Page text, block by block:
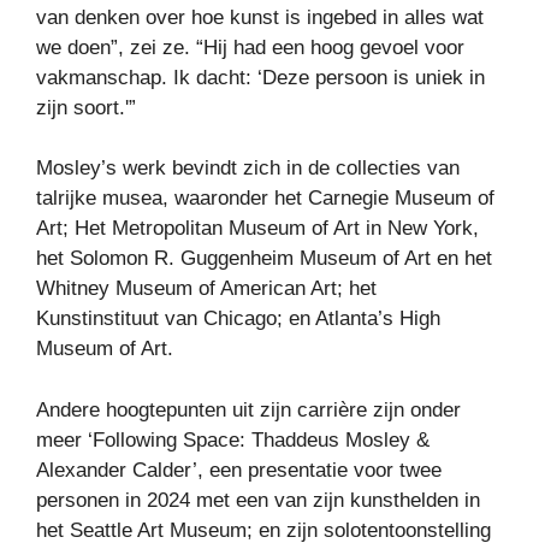
van denken over hoe kunst is ingebed in alles wat
we doen”, zei ze. “Hij had een hoog gevoel voor
vakmanschap. Ik dacht: ‘Deze persoon is uniek in
zijn soort.'”
Mosley’s werk bevindt zich in de collecties van
talrijke musea, waaronder het Carnegie Museum of
Art; Het Metropolitan Museum of Art in New York,
het Solomon R. Guggenheim Museum of Art en het
Whitney Museum of American Art; het
Kunstinstituut van Chicago; en Atlanta’s High
Museum of Art.
Andere hoogtepunten uit zijn carrière zijn onder
meer ‘Following Space: Thaddeus Mosley &
Alexander Calder’, een presentatie voor twee
personen in 2024 met een van zijn kunsthelden in
het Seattle Art Museum; en zijn solotentoonstelling